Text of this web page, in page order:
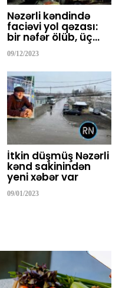
Nəzərli kəndində
faciəvi yol qəzası:
bir nəfər ölüb, üç…
09/12/2023
İtkin düşmüş Nəzərli
kənd sakinindən
yeni xəbər var
09/01/2023